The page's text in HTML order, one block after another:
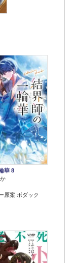
華 8
原案 ボダック